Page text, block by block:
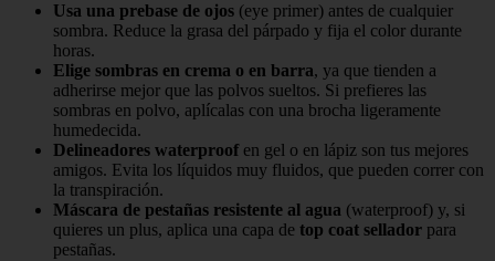
Usa una prebase de ojos (eye primer) antes de cualquier
sombra. Reduce la grasa del párpado y fija el color durante
horas.
Elige sombras en crema o en barra, ya que tienden a
adherirse mejor que las polvos sueltos. Si prefieres las
sombras en polvo, aplícalas con una brocha ligeramente
humedecida.
Delineadores waterproof en gel o en lápiz son tus mejores
amigos. Evita los líquidos muy fluidos, que pueden correr con
la transpiración.
Máscara de pestañas resistente al agua (waterproof) y, si
quieres un plus, aplica una capa de top coat sellador para
pestañas.